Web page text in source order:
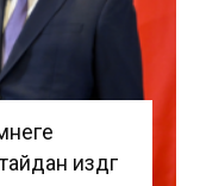
издөөгө